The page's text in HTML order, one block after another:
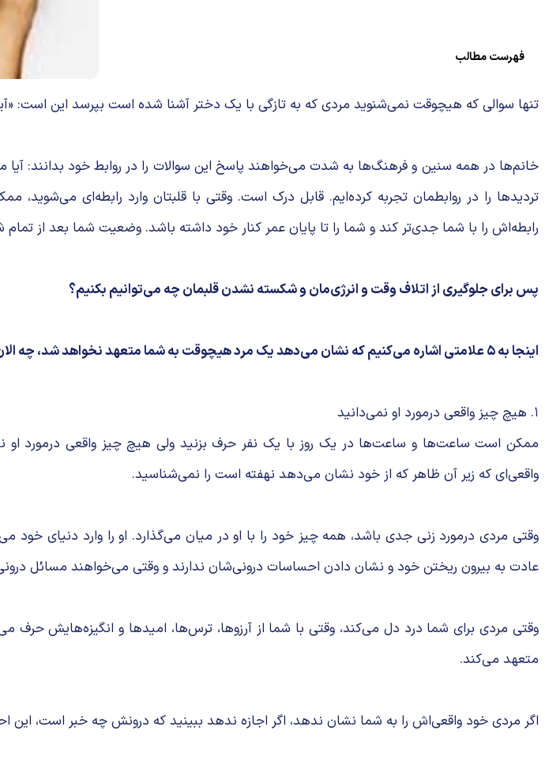
فهرست مطالب
تنها سوالی که هیچوقت نمی‌شنوید مردی که به تازگی با یک دختر آشنا شده است بپرسد این است:
خانم‌ها در همه سنین و فرهنگ‌ها به شدت می‌خواهند پاسخ این سوالات را در روابط خود بدانند:
تردیدها را در روابطمان تجربه کرده‌ایم. قابل درک است. وقتی با قلبتان وارد رابطه‌ای
رابطه‌اش را با شما جدی‌تر کند و شما را تا پایان عمر کنار خود داشته باشد. وضعیت شما بعد از
پس برای جلوگیری از اتلاف وقت و انرژی‌مان و شکسته نشدن قلبمان چه می‌توانیم بکنیم؟
اینجا به ۵ علامتی اشاره می‌کنیم که نشان می‌دهد یک مرد هیچوقت به شما متعهد نخواهد شد، چه الان و چه در طولانی‌مدت.
۱. هیچ چیز واقعی درمورد او نمی‌دانید
ممکن است ساعت‌ها و ساعت‌ها در یک روز با یک نفر حرف بزنید ولی هیچ چیز واقعی درمورد او
واقعی‌ای که زیر آن ظاهر که از خود نشان می‌دهد نهفته است را نمی‌شناسید.
وقتی مردی درمورد زنی جدی باشد، همه چیز خود را با او در میان می‌گذارد. او را وارد دنیای
عادت به بیرون ریختن خود و نشان دادن احساسات درونی‌شان ندارند و وقتی می‌خواهند مسائل
وقتی مردی برای شما درد دل می‌کند، وقتی با شما از آرزوها، ترس‌ها، امیدها و انگیزه‌هایش حرف
متعهد می‌کند.
اگر مردی خود واقعی‌اش را به شما نشان ندهد، اگر اجازه ندهد ببینید که درونش چه خبر است، این